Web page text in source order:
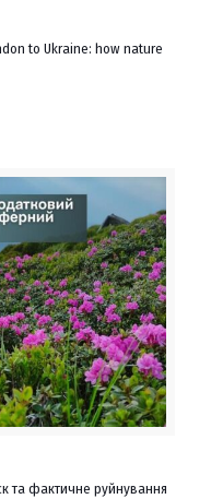
to Ukraine: how nature
та фактичне руйнування